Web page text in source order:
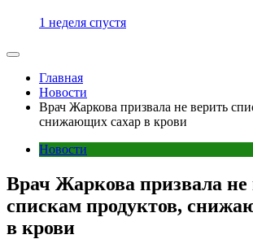
1 неделя спустя
Главная
Новости
Врач Жаркова призвала не верить
снижающих сахар в крови
Новости
Врач Жаркова призвала не
спискам продуктов,
в крови